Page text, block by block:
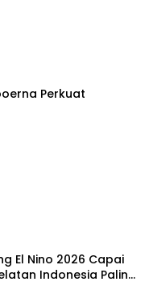
Perkuat
El Nino 2026 Capai
Indonesia Paling